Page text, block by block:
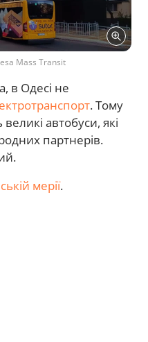
Mass Transit
в Одесі не
. Тому
автобуси, які
партнерів.
мерії.